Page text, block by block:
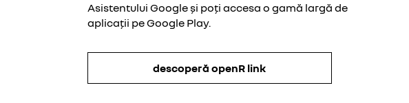
Asistentului Google și poți accesa o gamă largă de
aplicații pe Google Play.
descoperă openR link